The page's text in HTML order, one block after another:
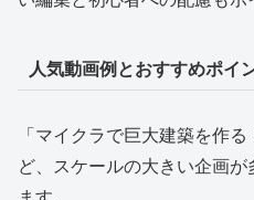
人気動画例とおすすめポイ
「マイクラで巨大建築を作
ど、スケールの大きい企画